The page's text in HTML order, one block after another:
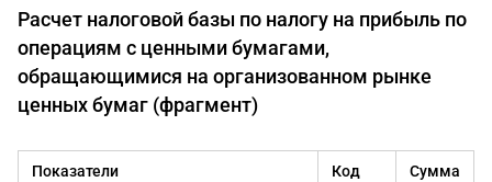
Расчет налоговой базы по налогу на прибыль по
операциям с ценными бумагами,
обращающимися на организованном рынке
ценных бумаг (фрагмент)
Показатели Код Сумма